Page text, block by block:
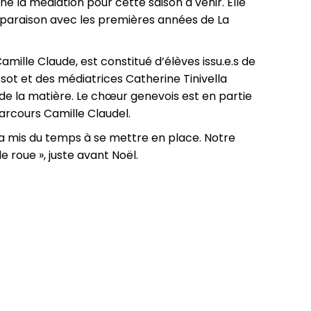
avec les premières années de La
Claude, est constitué d’élèves issu.e.s de
et des médiatrices Catherine Tinivella
la matière. Le chœur genevois est en partie
Camille Claudel.
mis du temps à se mettre en place. Notre
roue », juste avant Noël.